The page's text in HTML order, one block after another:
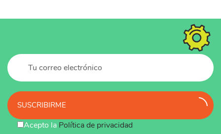
SUSCRIBIRME
Acepto la Política de privacidad